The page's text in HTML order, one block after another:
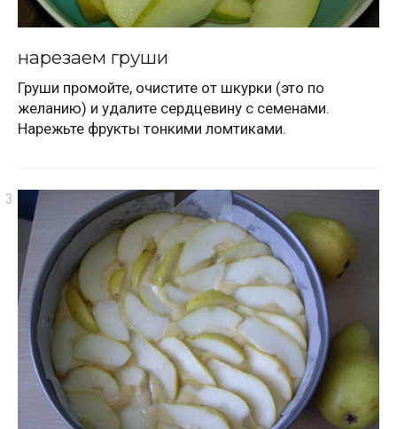
нарезаем груши
Груши промойте, очистите от шкурки (это по
желанию) и удалите сердцевину с семенами.
Нарежьте фрукты тонкими ломтиками.